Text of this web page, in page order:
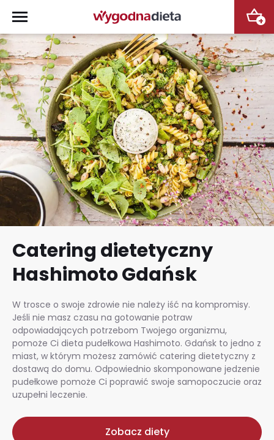
+
Catering dietetyczny
Hashimoto Gdańsk
W trosce o swoje zdrowie nie należy iść na kompromisy.
Jeśli nie masz czasu na gotowanie potraw
odpowiadających potrzebom Twojego organizmu,
pomoże Ci dieta pudełkowa Hashimoto. Gdańsk to jedno z
miast, w którym możesz zamówić catering dietetyczny z
dostawą do domu. Odpowiednio skomponowane jedzenie
pudełkowe pomoże Ci poprawić swoje samopoczucie oraz
uzupełni leczenie.
Zobacz diety